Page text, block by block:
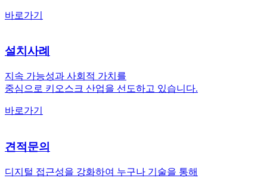
바로가기
설치사례
지속 가능성과 사회적 가치를
중심으로 키오스크 산업을 선도하고 있습니다.
바로가기
견적문의
디지털 접근성을 강화하여 누구나 기술을 통해